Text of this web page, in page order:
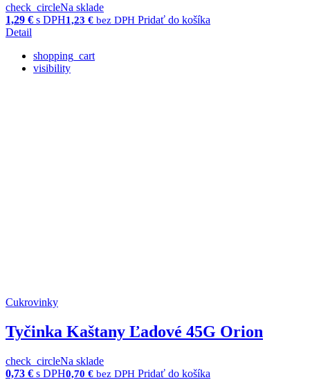
check_circleNa sklade
1,29 € s DPH1,23 € bez DPH Pridať do košíka
Detail
shopping_cart
visibility
Cukrovinky
Tyčinka Kaštany Ľadové 45G Orion
check_circleNa sklade
0,73 € s DPH0,70 € bez DPH Pridať do košíka